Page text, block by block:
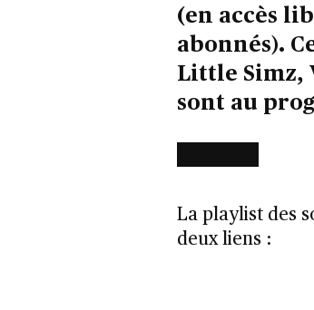
(en accès
abonnés).
Little Simz,
sont au
La playlist des
deux liens :